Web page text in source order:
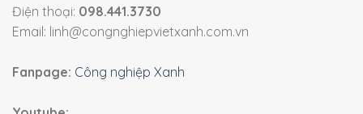
Điện thoại: 098.441.3730
Email: linh@congnghiepvietxanh.com.vn
Fanpage: Công nghiệp Xanh